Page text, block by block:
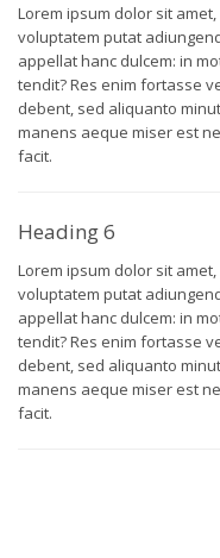
Lorem ipsum dolor sit
voluptatem putat
appellat hanc dulcem: in
tendit? Res enim fortasse
debent, sed aliquanto
manens aeque miser est
facit.
Heading 6
Lorem ipsum dolor sit
voluptatem putat
appellat hanc dulcem: in
tendit? Res enim fortasse
debent, sed aliquanto
manens aeque miser est
facit.